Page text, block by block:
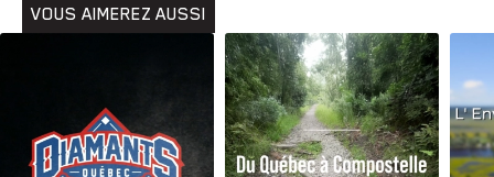
VOUS AIMEREZ AUSSI